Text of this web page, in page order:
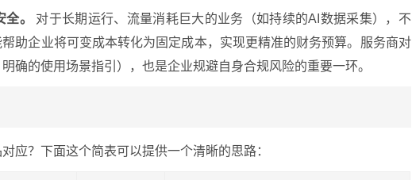
。
对于长期运行、流量消耗巨大的业务（如持续的AI数据采集），不
助企业将可变成本转化为固定成本，实现更精准的财务预算。服务商对
确的使用场景指引），也是企业规避自身合规风险的重要一环。
应？下面这个简表可以提供一个清晰的思路：